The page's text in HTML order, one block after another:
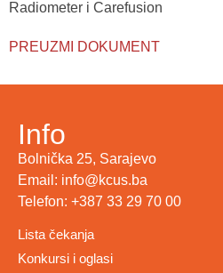
Radiometer i Carefusion
PREUZMI DOKUMENT
Info
Bolnička 25, Sarajevo
Email: info@kcus.ba
Telefon: +387 33 29 70 00
Lista čekanja
Konkursi i oglasi